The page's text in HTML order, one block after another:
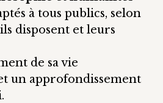
à tous publics, selon
disposent et leurs
de sa vie
un approfondissement